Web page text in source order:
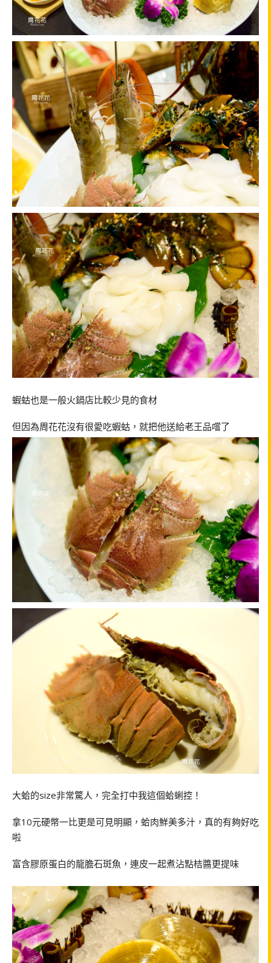
蝦蛄也是一般火鍋店比較少見的食材
但因為周花花沒有很愛吃蝦蛄，就把他送給老王品嚐了
大蛤的size非常驚人，完全打中我這個蛤蜊控！
拿10元硬幣一比更是可見明顯，蛤肉鮮美多汁，真的有夠好吃
啦
富含膠原蛋白的龍膽石斑魚，連皮一起煮沾點桔醬更提味